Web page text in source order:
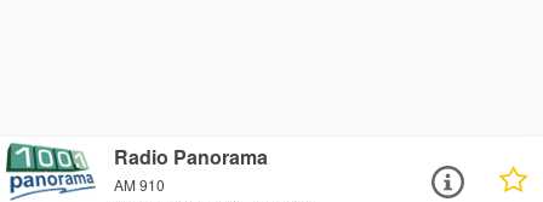
Radio Panorama
AM 910